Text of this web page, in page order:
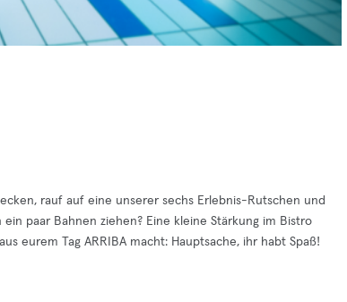
rauf auf eine unserer sechs Erlebnis-Rutschen und
paar Bahnen ziehen? Eine kleine Stärkung im Bistro
eurem Tag ARRIBA macht: Hauptsache, ihr habt Spaß!